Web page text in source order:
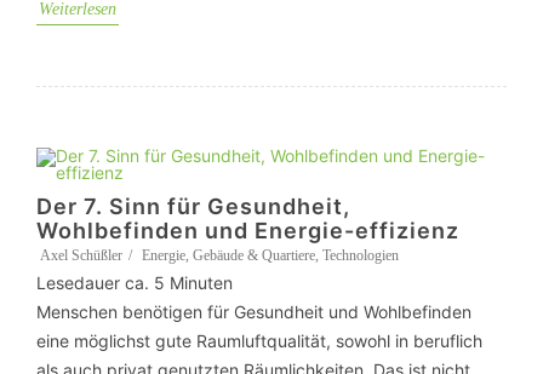
Weiterlesen
Der 7. Sinn für Gesundheit,
Wohlbefinden und Energie-effizienz
Axel Schüßler Energie Gebäude & Quartiere Technologien
Lesedauer ca. 5 Minuten
Menschen benötigen für Gesundheit und Wohlbefinden
eine möglichst gute Raumluftqualität, sowohl in beruflich
als auch privat genutzten Räumlichkeiten. Das ist nicht